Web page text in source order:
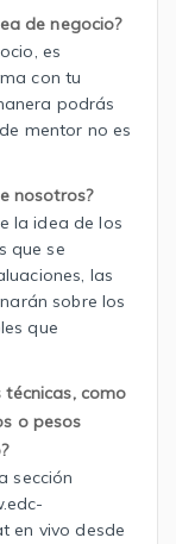
de negocio?
es
con tu
podrás
mentor no es
nosotros?
la idea de los
que se
las
sobre los
que
como
o pesos
sección
en vivo desde